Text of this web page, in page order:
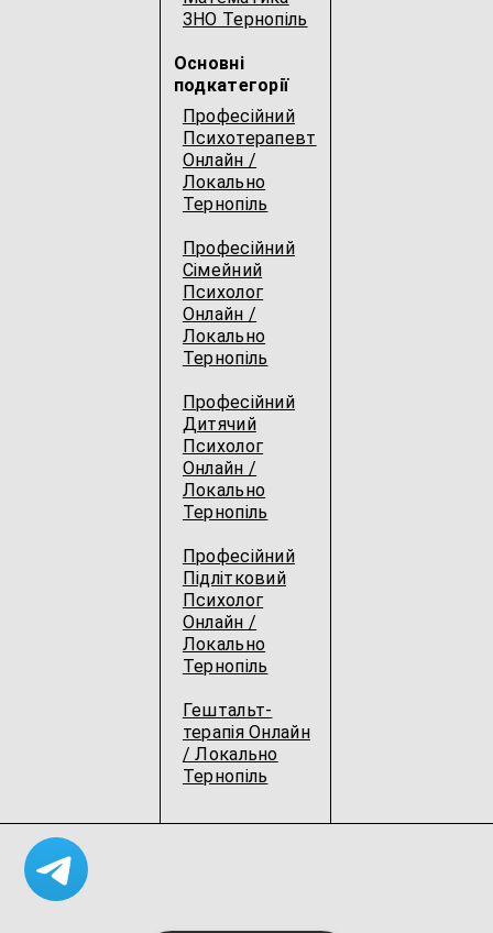
ЗНО Тернопіль
Основні
подкатегорії
Професійний
Психотерапевт
Онлайн /
Локально
Тернопіль
Професійний
Сімейний
Психолог
Онлайн /
Локально
Тернопіль
Професійний
Дитячий
Психолог
Онлайн /
Локально
Тернопіль
Професійний
Підлітковий
Психолог
Онлайн /
Локально
Тернопіль
Гештальт-
терапія Онлайн
/ Локально
Тернопіль